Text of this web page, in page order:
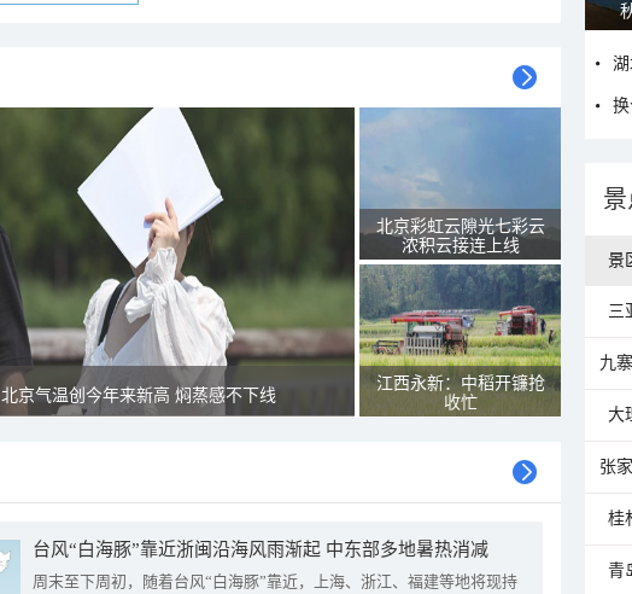
北京气温创今年来新高 焖蒸感不下线
北京彩虹云隙光七彩云
浓积云接连上线
江西永新：中稻开镰抢
收忙
台风“白海豚”靠近浙闽沿海风雨渐起 中东部多地暑热消减
周末至下周初，随着台风“白海豚”靠近，上海、浙江、福建等地将现持
换
景
三
九
大
张
桂
青